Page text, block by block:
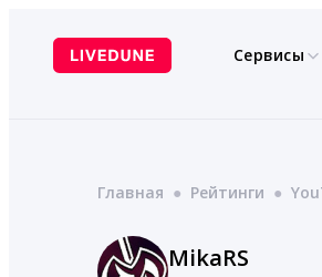
содержимому
Сервисы
Главная ● Рейтинги ●
MikaRS